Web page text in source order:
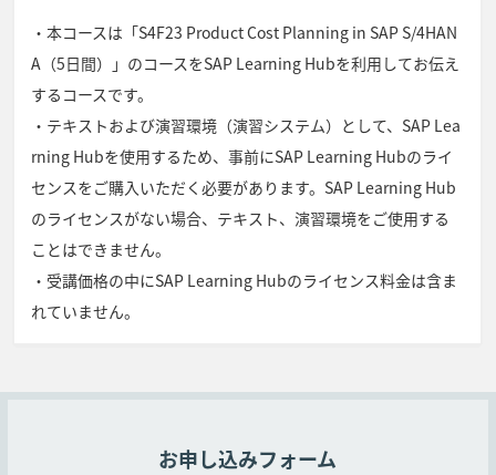
・本コースは「S4F23 Product Cost Planning in SAP S/4HAN
A（5日間）」のコースをSAP Learning Hubを利用してお伝え
するコースです。
・テキストおよび演習環境（演習システム）として、SAP Lea
rning Hubを使用するため、事前にSAP Learning Hubのライ
センスをご購入いただく必要があります。SAP Learning Hub
のライセンスがない場合、テキスト、演習環境をご使用する
ことはできません。
・受講価格の中にSAP Learning Hubのライセンス料金は含ま
れていません。
お申し込みフォーム